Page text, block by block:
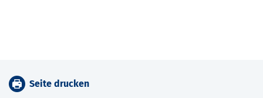
Seite drucken